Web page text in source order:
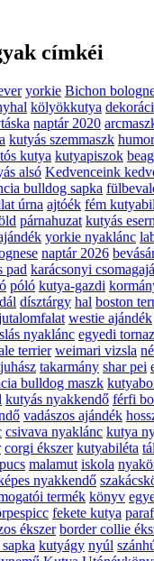
címkéi
yorkie Bichon
kölyökkutya
naptár 2020
kutyás szemmaszk
kutya kutyapiszok
alsó Kedvenceink
bulldog sapka
úrna ajtóék fém
párnahuzat kutyás
yorkie nyaklánc
naptár 2026
pad karácsonyi
póló kutya-gazdi
dísztárgy hal boston
westie ajándék
nyaklánc egyedi
terrier weimari vizsla
takarmány shar pei
bulldog maszk
kutyás nyakkendő férfi
vadászos ajándék
csivava nyaklánc kutya
corgi ékszer kutyabiléta tál
malamut iskola
nyakkendő
termék könyv
fekete kutya
ékszer border collie
kutyágy nyúl